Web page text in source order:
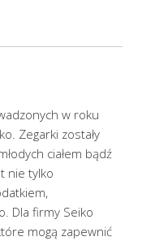
w roku
Zegarki zostały
ciałem bądź
nie tylko
Dla firmy Seiko
mogą zapewnić